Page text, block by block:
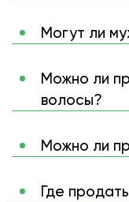
Могут ли
Можно ли
волосы?
Можно ли
Где